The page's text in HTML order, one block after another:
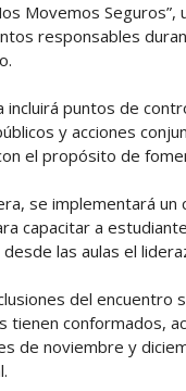
Movemos
responsables
incluirá puntos de
y acciones
el propósito de
se implementará
capacitar a
las aulas el
del encuentro
tienen conformados,
de noviembre y